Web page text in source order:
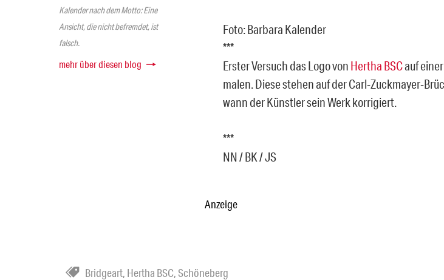
Kalender nach dem Motto: Eine
Ansicht, die nicht befremdet, ist
falsch.
mehr über diesen blog
Foto: Barbara Kalender
***
Erster Versuch das Logo von Hertha BSCauf
malen. Diese stehen auf der Carl-Zuckmayer-
wann der Künstler sein Werk korrigiert.
***
NN / BK / JS
Anzeige
Bridgeart, Hertha BSC,Schöneberg